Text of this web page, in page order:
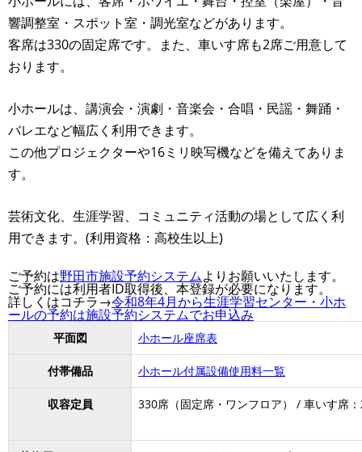
響調整室・スポット室・調光室などがあります。
客席は330の固定席です。また、車いす席も2席ご用意して
おります。
小ホールは、講演会・演劇・音楽会・合唱・民謡・舞踊・
バレエなど幅広く利用できます。
この他プロジェクターや16ミリ映写機などを備えてありま
す。
芸術文化、生涯学習、コミュニティ活動の場として広く利
用できます。(利用資格：高校生以上)
ご予約は野田市施設予約システムよりお願いいたします。
ご予約には利用者ID取得後、本登録が必要になります。
詳しくはコチラ→令和8年4月から生涯学習センター・小ホ
ールの予約は施設予約システムでお申込み
平面図 小ホール座席表
付帯備品 小ホール付属設備使用料一覧
収容定員 330席（固定席・ワンフロア） / 車いす席